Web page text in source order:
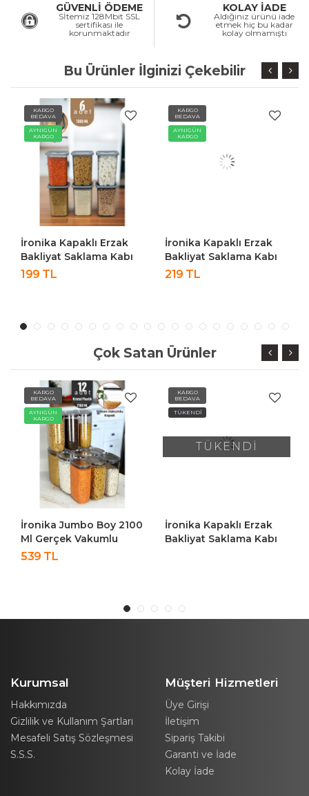
GÜVENLİ ÖDEME
Sİtemiz 128Mbit SSL
sertifikası ile
korunmaktadır
KOLAY İADE
Aldığınız ürünü iade
etmek hiç bu kadar
kolay olmamıştı
Bu Ürünler İlginizi Çekebilir
KARGO
BEDAVA
AYNIGÜN
KARGO
İronika Kapaklı Erzak
Bakliyat Saklama Kabı
Kare Saklama Kutusu
199 TL
KARGO
BEDAVA
AYNIGÜN
KARGO
İronika Kapaklı Erzak
Bakliyat Saklama Kabı
Kare Saklama Kutusu
219 TL
Çok Satan Ürünler
KARGO
BEDAVA
AYNIGÜN
KARGO
İronika Jumbo Boy 2100
Ml Gerçek Vakumlu
Silikon Kapaklı Kristal
539 TL
KARGO
BEDAVA
TÜKENDİ
TÜKENDİ
İronika Kapaklı Erzak
Bakliyat Saklama Kabı
Kurumsal
Hakkımızda
Gizlilik ve Kullanım Şartları
Mesafeli Satış Sözleşmesi
S.S.S.
Müşteri Hizmetleri
Üye Girişi
İletişim
Sipariş Takibi
Garanti ve İade
Kolay İade